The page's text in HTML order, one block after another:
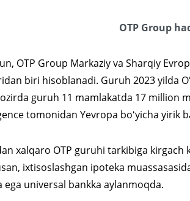
OTP Group
OTP Group Markaziy va Sharqiy
biri hisoblanadi. Guruh 2023 yilda
guruh 11 mamlakatda 17 million
tomonidan Yevropa boʻyicha yirik
xalqaro OTP guruhi tarkibiga
ixtisoslashgan ipoteka
ega universal bankka aylanmoqda.